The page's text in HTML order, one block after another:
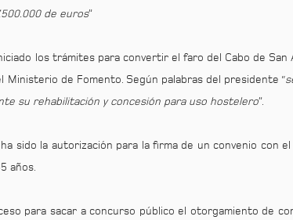
de euros”
los trámites para convertir el faro del Cabo de
Ministerio de Fomento. Según palabras del presidente “
su rehabilitación y concesión para uso hostelero”.
sido la autorización para la firma de un convenio con
años.
para sacar a concurso público el otorgamiento de